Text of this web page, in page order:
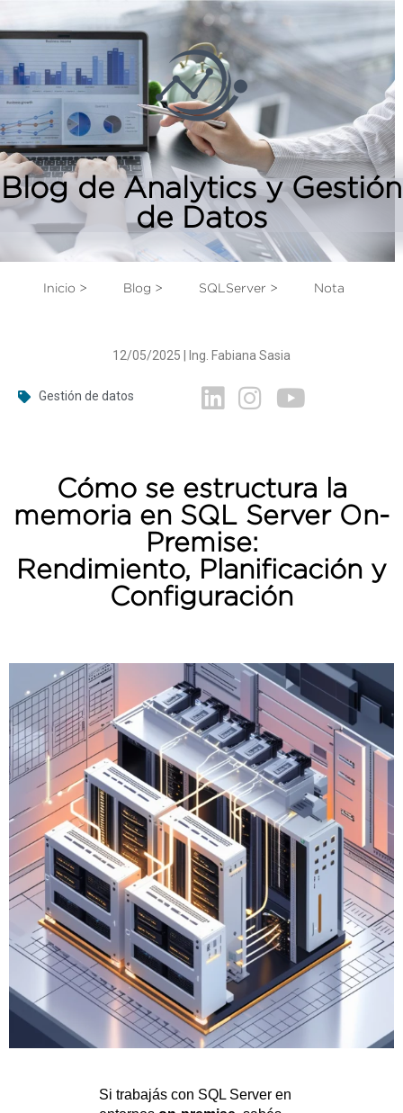
Blog de Analytics y Gestión
de Datos
Inicio > Blog > SQLServer > Nota
12/05/2025 | Ing. Fabiana Sasia
Gestión de datos
Cómo se estructura la
memoria en SQL Server On-
Premise:
Rendimiento, Planificación y
Configuración
Si trabajás con SQL Server en